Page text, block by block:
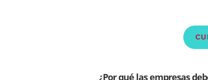
¿Por qué las empresas